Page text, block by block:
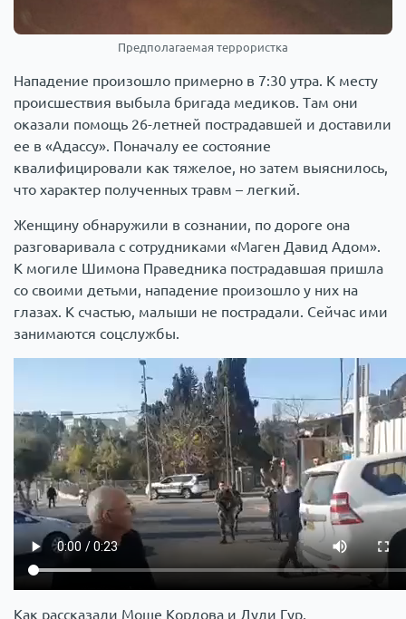
Предполагаемая террористка
Нападение произошло примерно в 7:30 утра. К месту
происшествия выбыла бригада медиков. Там они
оказали помощь 26-летней пострадавшей и доставили
ее в «Адассу». Поначалу ее состояние
квалифицировали как тяжелое, но затем выяснилось,
что характер полученных травм – легкий.
Женщину обнаружили в сознании, по дороге она
разговаривала с сотрудниками «Маген Давид Адом».
К могиле Шимона Праведника пострадавшая пришла
со своими детьми, нападение произошло у них на
глазах. К счастью, малыши не пострадали. Сейчас ими
занимаются соцслужбы.
Как рассказали Моше Кордова и Дуди Гур,